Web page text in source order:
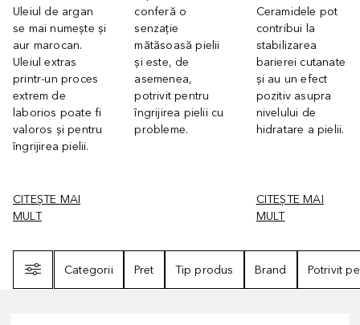
Uleiul de argan
se mai numește și
aur marocan.
Uleiul extras
printr-un proces
extrem de
laborios poate fi
valoros și pentru
îngrijirea pielii.
CITEȘTE MAI
MULT
conferă o
senzație
mătăsoasă pielii
și este, de
asemenea,
potrivit pentru
îngrijirea pielii cu
probleme.
Ceramidele pot
contribui la
stabilizarea
barierei cutanate
și au un efect
pozitiv asupra
nivelului de
hidratare a pielii.
CITEȘTE MAI
MULT
Categorii
Pret Tip produs Brand Potrivit